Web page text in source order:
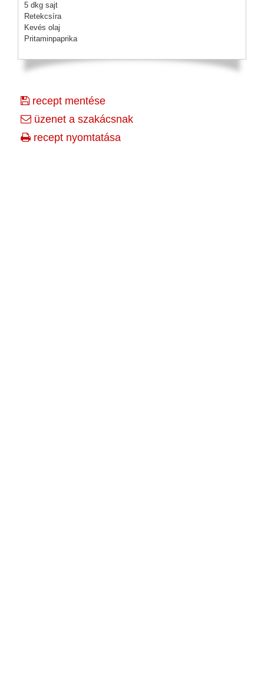
5 dkg sajt
Retekcsíra
Kevés olaj
Pritaminpaprika
recept mentése
üzenet a szakácsnak
recept nyomtatása